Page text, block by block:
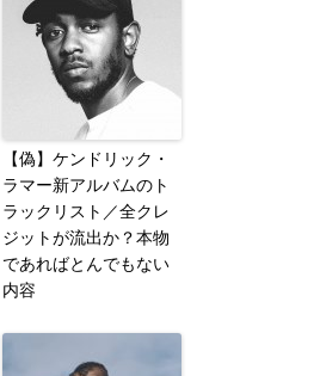
【偽】ケンドリック・
ラマー新アルバムのト
ラックリスト／全クレ
ジットが流出か？本物
であればとんでもない
内容